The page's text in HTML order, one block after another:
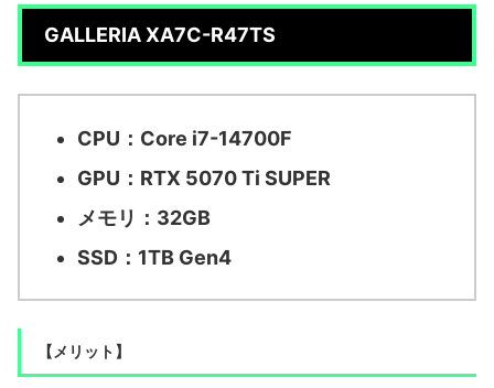
GALLERIA XA7C-R47TS
CPU：Core i7-14700F
GPU：RTX 5070 Ti SUPER
メモリ：32GB
SSD：1TB Gen4
【メリット】